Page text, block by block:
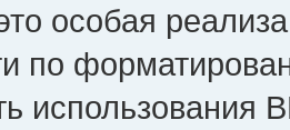
особая
по
использования